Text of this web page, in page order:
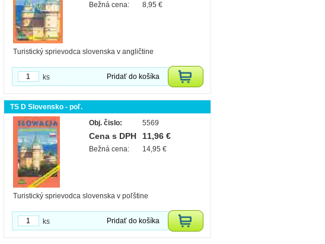
Bežná cena: 8,95 €
Turistický sprievodca slovenska v angličtine
Pridať do košíka
ks
TS D Slovensko - poľ.
Obj. čislo:
5569
Cena s DPH 11,96 €
Bežná cena: 14,95 €
Turistický sprievodca slovenska v poľštine
Pridať do košíka
ks